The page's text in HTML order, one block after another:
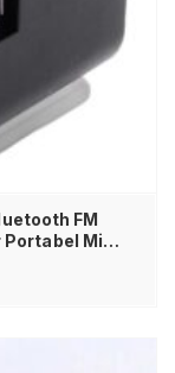
FM
Portabel Mini
Wireless